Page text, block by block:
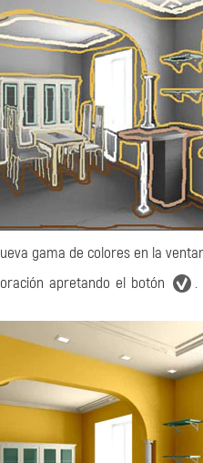
gama de colores en la
apretando el botón
.